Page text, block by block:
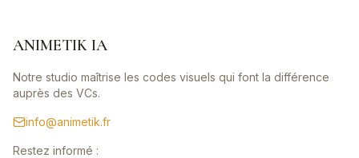
ANIMETIK IA
Notre studio maîtrise les codes visuels qui font la différence
auprès des VCs.
info@animetik.fr
Restez informé :